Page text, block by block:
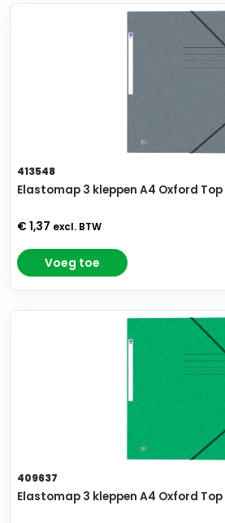
413548
Elastomap 3 kleppen A4 Oxford
€ 1,37 excl. BTW
Voeg toe
409637
Elastomap 3 kleppen A4 Oxford